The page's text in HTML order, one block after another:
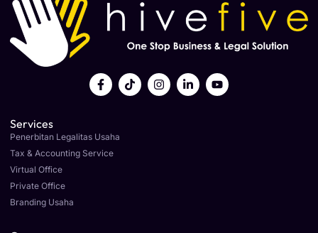
Services
Penerbitan Legalitas Usaha
Tax & Accounting Service
Virtual Office
Private Office
Branding Usaha